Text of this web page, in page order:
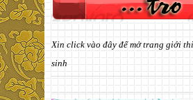
Xin click vào đây để mở trang giới
sinh